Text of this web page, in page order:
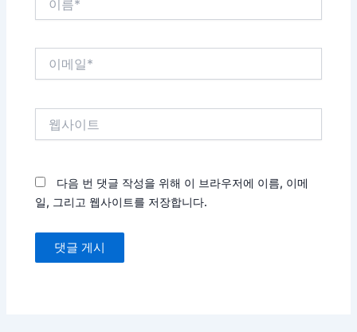
다음 번 댓글 작성을 위해 이 브라우저에 이름, 이메
일, 그리고 웹사이트를 저장합니다.